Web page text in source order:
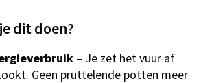
dit doen?
– Je zet het vuur af
Geen pruttelende potten meer